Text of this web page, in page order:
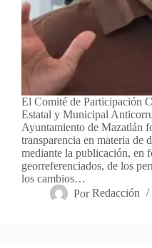
El Comité de Participación
Estatal y Municipal
Ayuntamiento de Mazatlán
transparencia en materia de
mediante la publicación, en
georreferenciados, de los
los cambios…
Por Redacción